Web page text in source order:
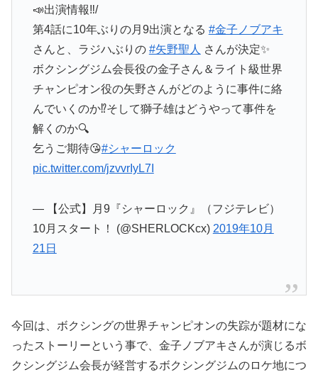
📣出演情報‼️/
第4話に10年ぶりの月9出演となる #金子ノブアキ
さんと、ラジハぶりの #矢野聖人 さんが決定✨
ボクシングジム会長役の金子さん＆ライト級世界
チャンピオン役の矢野さんがどのように事件に絡
んでいくのか⁉️そして獅子雄はどうやって事件を
解くのか🔍
乞うご期待😘#シャーロック
pic.twitter.com/jzvvrIyL7I
— 【公式】月9『シャーロック』（フジテレビ）
10月スタート！ (@SHERLOCKcx) 2019年10月
21日
今回は、ボクシングの世界チャンピオンの失踪が題材にな
ったストーリーという事で、金子ノブアキさんが演じるボ
クシングジム会長が経営するボクシングジムのロケ地につ